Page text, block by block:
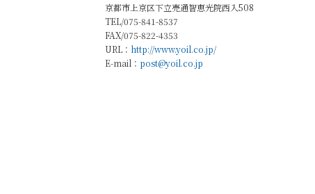
京都市上京区下立売通智恵光院西入508
TEL/075-841-8537
FAX/075-822-4353
URL： http://www.yoil.co.jp/
E-mail： post@yoil.co.jp